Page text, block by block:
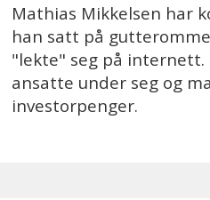
Mathias Mikkelsen har
han satt på
"lekte" seg på internett.
ansatte under seg og
investorpenger.